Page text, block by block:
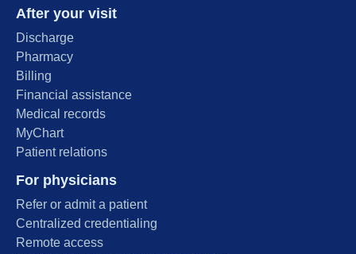
After your visit
Discharge
Pharmacy
Billing
Financial assistance
Medical records
MyChart
Patient relations
For physicians
Refer or admit a patient
Centralized credentialing
Remote access